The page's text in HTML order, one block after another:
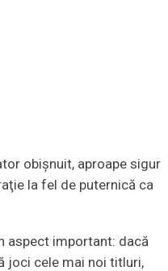
obişnuit, aproape sigur
la fel de puternică ca
aspect important: dacă
joci cele mai noi titluri,